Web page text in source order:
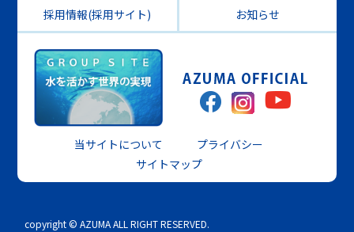
採用情報(採用サイト) お知らせ
当サイトについて
プライバシー
サイトマップ
copyright © AZUMA ALL RIGHT RESERVED.